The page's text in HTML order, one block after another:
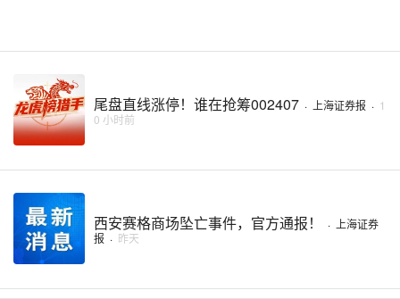
尾盘直线涨停！谁在抢筹002407 · 上海证券报 · 1
0 小时前
西安赛格商场坠亡事件，官方通报！ ·
上海证券
报 · 昨天